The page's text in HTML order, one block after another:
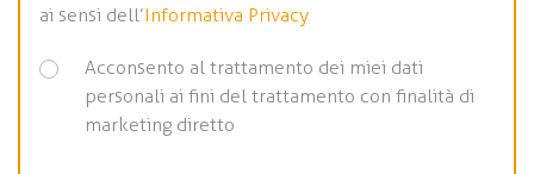
ai sensi dell’Informativa Privacy
Acconsento al trattamento dei miei dati
personali ai fini del trattamento con finalità di
marketing diretto